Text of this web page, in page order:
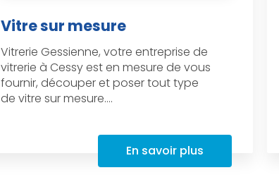
Vitre sur mesure
Vitrerie Gessienne, votre entreprise de
vitrerie à Cessy est en mesure de vous
fournir, découper et poser tout type
de vitre sur mesure....
En savoir plus